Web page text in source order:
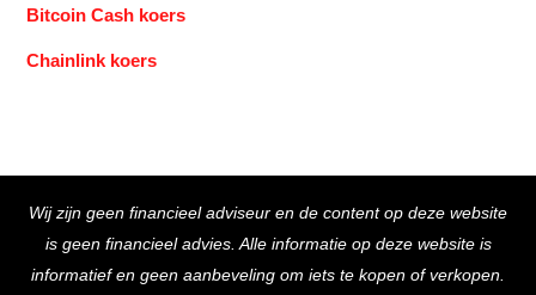
Bitcoin Cash koers
Chainlink koers
To
Top
Wij zijn geen financieel adviseur en de content op deze website
is geen financieel advies. Alle informatie op deze website is
informatief en geen aanbeveling om iets te kopen of verkopen.